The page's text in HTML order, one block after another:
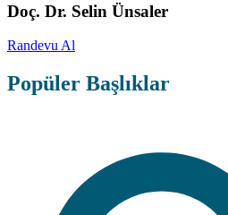
Doç. Dr. Selin Ünsaler
Randevu Al
Popüler Başlıklar